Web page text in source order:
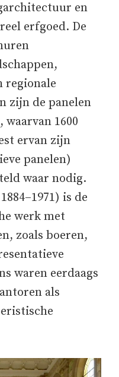
en
erfgoed. De
regionale
zijn de panelen
waarvan 1600
ervan zijn
panelen)
waar nodig.
is de
werk met
zoals boeren,
waren eerdaags
als